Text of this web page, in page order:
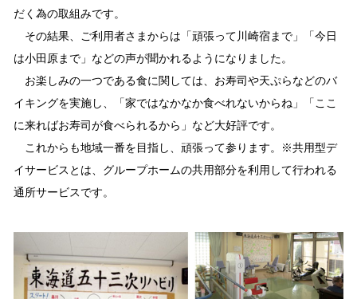
だく為の取組みです。
その結果、ご利用者さまからは「頑張って川崎宿まで」「今日
は小田原まで」などの声が聞かれるようになりました。
お楽しみの一つである食に関しては、お寿司や天ぷらなどのバ
イキングを実施し、「家ではなかなか食べれないからね」「ここ
に来ればお寿司が食べられるから」など大好評です。
これからも地域一番を目指し、頑張って参ります。※共用型デ
イサービスとは、グループホームの共用部分を利用して行われる
通所サービスです。